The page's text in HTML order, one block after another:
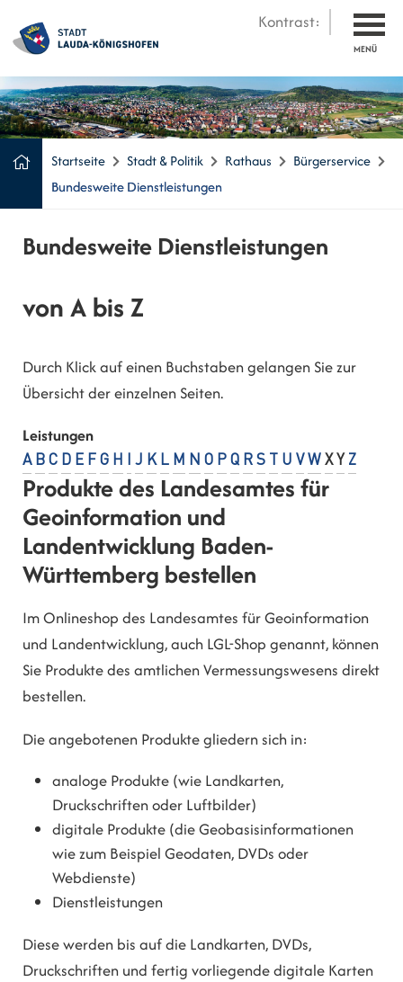
Kontrast:
MENÜ
Startseite Stadt & Politik Rathaus
Bürgerservice
Bundesweite Dienstleistungen
Bundesweite Dienstleistungen
von A bis Z
Durch Klick auf einen Buchstaben gelangen Sie zur
Übersicht der einzelnen Seiten.
Leistungen
A B C D E F G H J K L M N O P Q R S U V W X Y Z
Produkte des Landesamtes für
Geoinformation und
Landentwicklung Baden-
Württemberg bestellen
Im Onlineshop des Landesamtes für Geoinformation
und Landentwicklung, auch LGL-Shop genannt, können
Sie Produkte des amtlichen Vermessungswesens direkt
bestellen.
Die angebotenen Produkte gliedern sich in:
analoge Produkte (wie Landkarten,
Druckschriften oder Luftbilder)
digitale Produkte (die Geobasisinformationen
wie zum Beispiel Geodaten, DVDs oder
Webdienste)
Dienstleistungen
Diese werden bis auf die Landkarten, DVDs,
Druckschriften und fertig vorliegende digitale Karten